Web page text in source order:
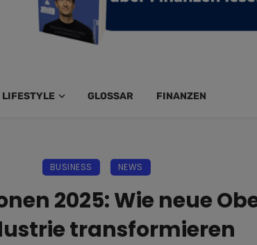
LIFESTYLE GLOSSAR FINANZEN
BUSINESS NEWS
2025: Wie neue
transformieren